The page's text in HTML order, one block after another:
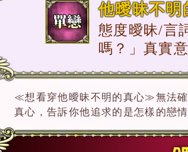
他曖昧不明
態度曖昧/言
嗎？」真實
≪想看穿他曖昧不明的真心≫無法
真心，告訴你他追求的是怎樣的戀